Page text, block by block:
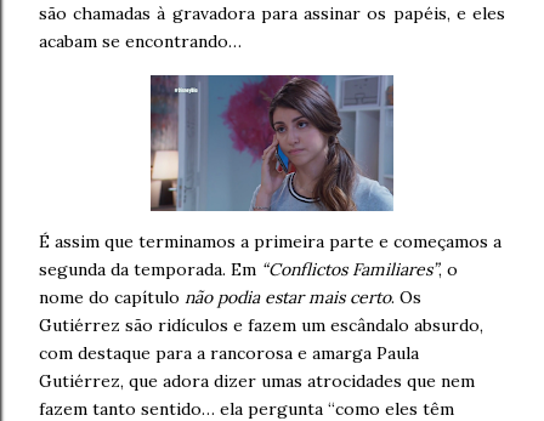
são chamadas à gravadora para assinar os papéis, e eles
acabam se encontrando…
É assim que terminamos a primeira parte e começamos a
segunda da temporada. Em “Conflictos Familiares”, o
nome do capítulo não podia estar mais certo. Os
Gutiérrez são ridículos e fazem um escândalo absurdo,
com destaque para a rancorosa e amarga Paula
Gutiérrez, que adora dizer umas atrocidades que nem
fazem tanto sentido… ela pergunta “como eles têm